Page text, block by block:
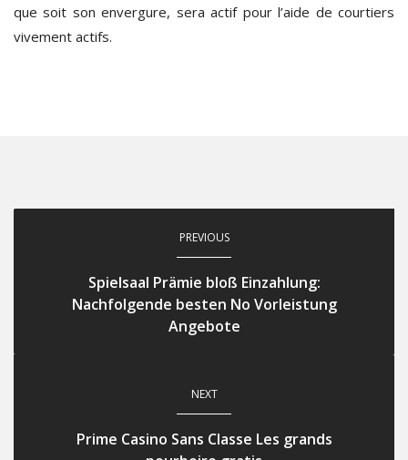
que soit son envergure, sera actif pour l’aide de courtiers
vivement actifs.
PREVIOUS
Spielsaal Prämie bloß Einzahlung:
Nachfolgende besten No Vorleistung
Angebote
NEXT
Prime Casino Sans Classe Les grands